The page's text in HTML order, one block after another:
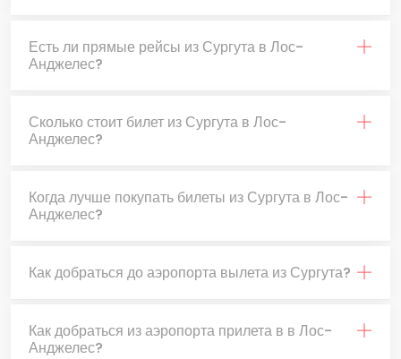
Есть ли прямые рейсы из Сургута в Лос-
Анджелес?
Сколько стоит билет из Сургута в Лос-
Анджелес?
Когда лучше покупать билеты из Сургута в Лос-
Анджелес?
Как добраться до аэропорта вылета из Сургута?
Как добраться из аэропорта прилета в в Лос-
Анджелес?